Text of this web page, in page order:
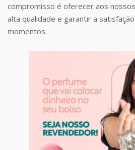
compromisso é oferecer aos
alta qualidade e garantir a
momentos.